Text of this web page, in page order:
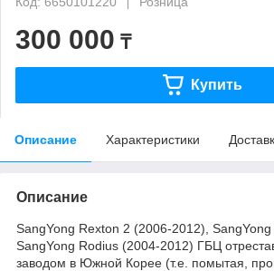
300 000 ₸
Купить
Описание Характеристики
Описание
SangYong Rexton 2 (2006-2012),
SangYong Rodius (2004-2012) ГБЦ
заводом в Южной Корее (т.е. помытая,